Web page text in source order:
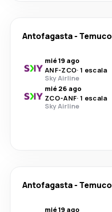
Antofagasta- Temuco
mié 19 ago
ANF-ZCO· 1 escala
Sky Airline
mié 26 ago
ZCO-ANF· 1 escala
Sky Airline
Antofagasta- Temuco
mié 19 ago